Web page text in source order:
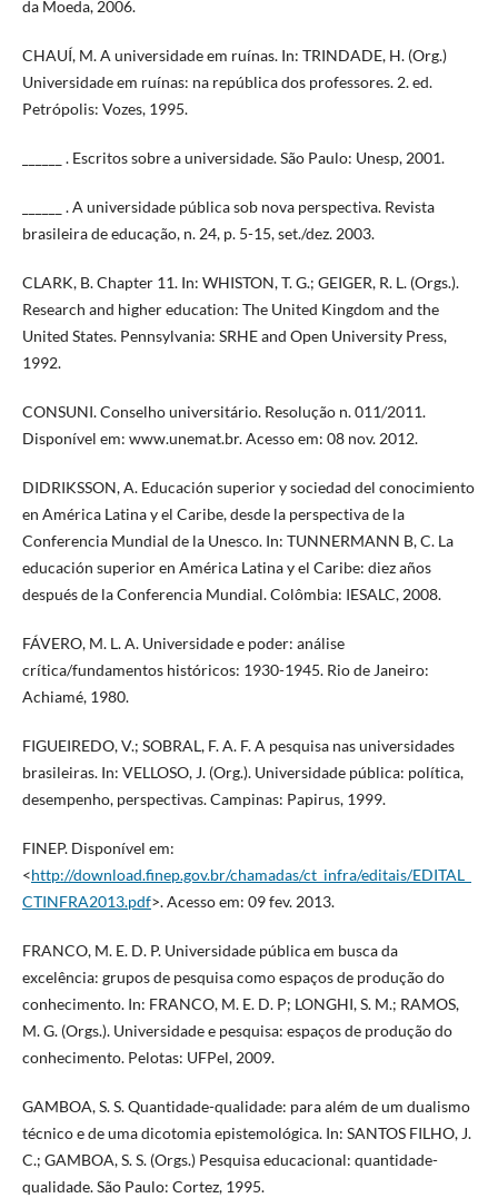
da Moeda, 2006.
CHAUÍ, M. A universidade em ruínas. In: TRINDADE, H. (Org.)
Universidade em ruínas: na república dos professores. 2. ed.
Petrópolis: Vozes, 1995.
______ . Escritos sobre a universidade. São Paulo: Unesp, 2001.
______ . A universidade pública sob nova perspectiva. Revista
brasileira de educação, n. 24, p. 5-15, set./dez. 2003.
CLARK, B. Chapter 11. In: WHISTON, T. G.; GEIGER, R. L. (Orgs.).
Research and higher education: The United Kingdom and the
United States. Pennsylvania: SRHE and Open University Press,
1992.
CONSUNI. Conselho universitário. Resolução n. 011/2011.
Disponível em: www.unemat.br. Acesso em: 08 nov. 2012.
DIDRIKSSON, A. Educación superior y sociedad del conocimiento
en América Latina y el Caribe, desde la perspectiva de la
Conferencia Mundial de la Unesco. In: TUNNERMANN B, C. La
educación superior en América Latina y el Caribe: diez años
después de la Conferencia Mundial. Colômbia: IESALC, 2008.
FÁVERO, M. L. A. Universidade e poder: análise
crítica/fundamentos históricos: 1930-1945. Rio de Janeiro:
Achiamé, 1980.
FIGUEIREDO, V.; SOBRAL, F. A. F. A pesquisa nas universidades
brasileiras. In: VELLOSO, J. (Org.). Universidade pública: política,
desempenho, perspectivas. Campinas: Papirus, 1999.
FINEP. Disponível em:
<http://download.finep.gov.br/chamadas/ct_infra/editais/EDITAL_
CTINFRA2013.pdf>. Acesso em: 09 fev. 2013.
FRANCO, M. E. D. P. Universidade pública em busca da
excelência: grupos de pesquisa como espaços de produção do
conhecimento. In: FRANCO, M. E. D. P; LONGHI, S. M.; RAMOS,
M. G. (Orgs.). Universidade e pesquisa: espaços de produção do
conhecimento. Pelotas: UFPel, 2009.
GAMBOA, S. S. Quantidade-qualidade: para além de um dualismo
técnico e de uma dicotomia epistemológica. In: SANTOS FILHO, J.
C.; GAMBOA, S. S. (Orgs.) Pesquisa educacional: quantidade-
qualidade. São Paulo: Cortez, 1995.